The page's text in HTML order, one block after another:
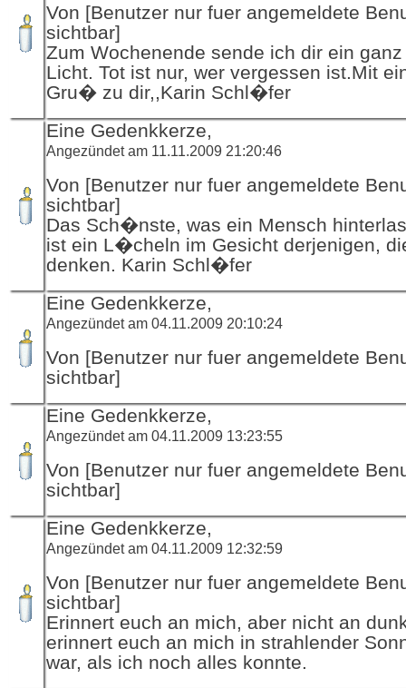
Von [Benutzer nur fuer angemeldete
sichtbar]
Zum Wochenende sende ich dir ein
Licht. Tot ist nur, wer vergessen ist.Mit
Gru� zu dir,,Karin Schl�fer
Eine Gedenkkerze,
Angezündet am 11.11.2009 21:20:46
Von [Benutzer nur fuer angemeldete
sichtbar]
Das Sch�nste, was ein Mensch
ist ein L�cheln im Gesicht derjenigen,
denken. Karin Schl�fer
Eine Gedenkkerze,
Angezündet am 04.11.2009 20:10:24
Von [Benutzer nur fuer angemeldete
sichtbar]
Eine Gedenkkerze,
Angezündet am 04.11.2009 13:23:55
Von [Benutzer nur fuer angemeldete
sichtbar]
Eine Gedenkkerze,
Angezündet am 04.11.2009 12:32:59
Von [Benutzer nur fuer angemeldete
sichtbar]
Erinnert euch an mich, aber nicht an
erinnert euch an mich in strahlender
war, als ich noch alles konnte.